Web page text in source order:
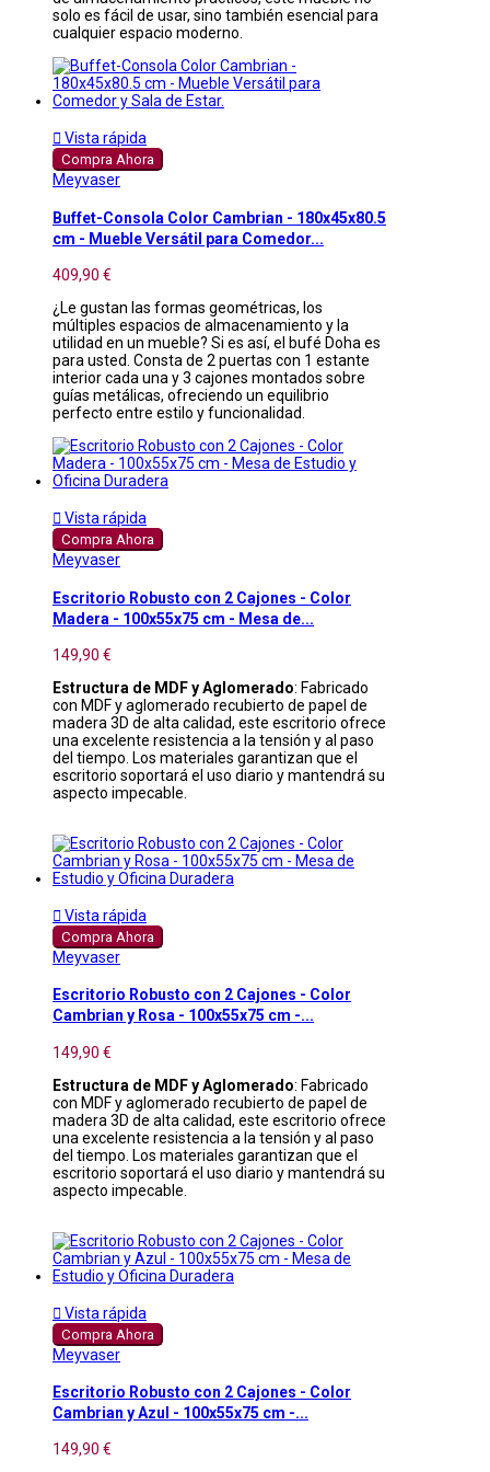
solo es fácil de usar, sino también esencial para
cualquier espacio moderno.
 Vista rápida
Compra Ahora
Meyvaser
Buffet-Consola Color Cambrian - 180x45x80.5
cm - Mueble Versátil para Comedor...
409,90 €
¿Le gustan las formas geométricas, los
múltiples espacios de almacenamiento y la
utilidad en un mueble? Si es así, el bufé Doha es
para usted. Consta de 2 puertas con 1 estante
interior cada una y 3 cajones montados sobre
guías metálicas, ofreciendo un equilibrio
perfecto entre estilo y funcionalidad.
 Vista rápida
Compra Ahora
Meyvaser
Escritorio Robusto con 2 Cajones - Color
Madera - 100x55x75 cm - Mesa de...
149,90 €
Estructura de MDF y Aglomerado: Fabricado
con MDF y aglomerado recubierto de papel de
madera 3D de alta calidad, este escritorio ofrece
una excelente resistencia a la tensión y al paso
del tiempo. Los materiales garantizan que el
escritorio soportará el uso diario y mantendrá su
aspecto impecable.
 Vista rápida
Compra Ahora
Meyvaser
Escritorio Robusto con 2 Cajones - Color
Cambrian y Rosa - 100x55x75 cm -...
149,90 €
Estructura de MDF y Aglomerado: Fabricado
con MDF y aglomerado recubierto de papel de
madera 3D de alta calidad, este escritorio ofrece
una excelente resistencia a la tensión y al paso
del tiempo. Los materiales garantizan que el
escritorio soportará el uso diario y mantendrá su
aspecto impecable.
 Vista rápida
Compra Ahora
Meyvaser
Escritorio Robusto con 2 Cajones - Color
Cambrian y Azul - 100x55x75 cm -...
149,90 €